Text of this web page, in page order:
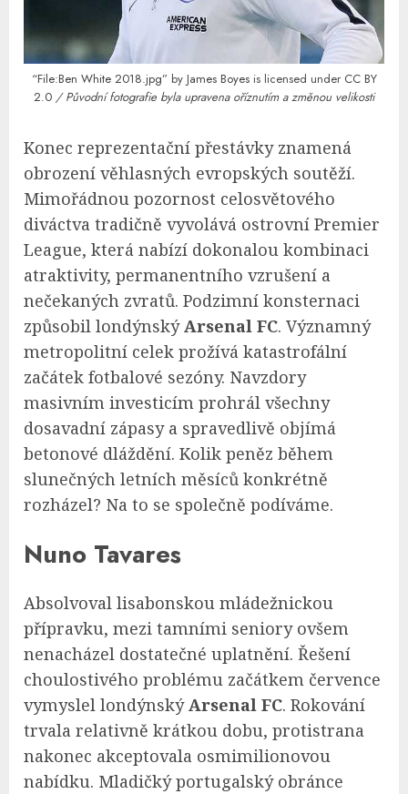
“File:Ben White 2018.jpg” by James Boyesis licensed under CC BY
2.0 / Původní fotografie byla upravena oříznutím a změnou velikosti
Konec reprezentační přestávky znamená
obrození věhlasných evropských soutěží.
Mimořádnou pozornost celosvětového
diváctva tradičně vyvolává ostrovní Premier
League, která nabízí dokonalou kombinaci
atraktivity, permanentního vzrušení a
nečekaných zvratů. Podzimní konsternaci
způsobil londýnskýArsenal FC. Významný
metropolitní celek prožívá katastrofální
začátek fotbalové sezóny. Navzdory
masivním investicím prohrál všechny
dosavadní zápasy a spravedlivě objímá
betonové dláždění. Kolik peněz během
slunečných letních měsíců konkrétně
rozházel? Na to se společně podíváme.
Nuno Tavares
Absolvoval lisabonskou mládežnickou
přípravku, mezi tamními seniory ovšem
nenacházel dostatečné uplatnění. Řešení
choulostivého problému začátkem července
vymyslel londýnskýArsenal FC. Rokování
trvala relativně krátkou dobu, protistrana
nakonec akceptovala osmimilionovou
nabídku. Mladičký portugalský obránce